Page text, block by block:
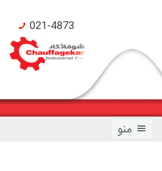
021-4873
منو